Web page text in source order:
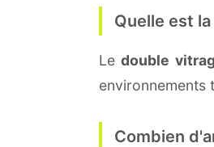
Quelle est
Ledouble
environnements
Combien